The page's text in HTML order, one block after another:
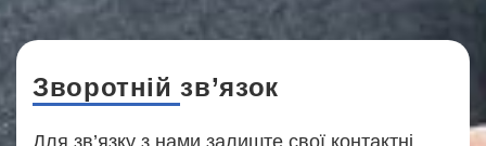
Зворотній зв’язок
Для зв’язку з нами залиште свої контактні